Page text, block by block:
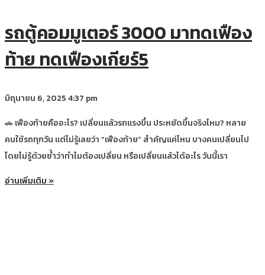
รถตู้คอมมูเตอร์ 3000 มาทดเฟือง
ท้าย ทดเฟืองเกียร์5
มิถุนายน 6, 20254:37 pm
🚗 เฟืองท้ายคืออะไร? เปลี่ยนแล้วรถแรงขึ้น ประหยัดขึ้นจริงไหม? หลาย
คนใช้รถทุกวัน แต่ไม่รู้เลยว่า “เฟืองท้าย” สำคัญแค่ไหน บางคนเปลี่ยนไป
โดยไม่รู้ด้วยซ้ำว่าทำไมต้องเปลี่ยน หรือเปลี่ยนแล้วได้อะไร วันนี้เรา
อ่านเพิ่มเติม »